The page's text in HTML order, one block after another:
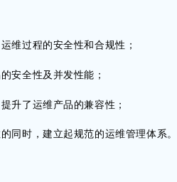
维过程的安全性和合规性；
安全性及并发性能；
升了运维产品的兼容性；
同时，建立起规范的运维管理体系。